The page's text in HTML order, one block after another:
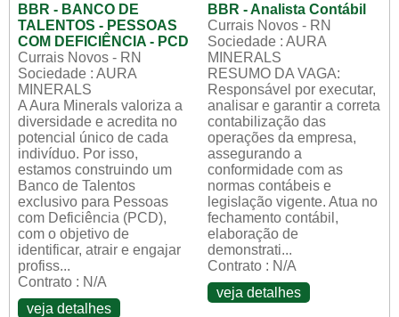
BBR - BANCO DE
TALENTOS - PESSOAS
COM DEFICIÊNCIA - PCD
Currais Novos - RN
Sociedade : AURA
MINERALS
A Aura Minerals valoriza a
diversidade e acredita no
potencial único de cada
indivíduo. Por isso,
estamos construindo um
Banco de Talentos
exclusivo para Pessoas
com Deficiência (PCD),
com o objetivo de
identificar, atrair e engajar
profiss...
Contrato : N/A
veja detalhes
BBR - Analista Contábil
Currais Novos - RN
Sociedade : AURA
MINERALS
RESUMO DA VAGA:
Responsável por executar,
analisar e garantir a correta
contabilização das
operações da empresa,
assegurando a
conformidade com as
normas contábeis e
legislação vigente. Atua no
fechamento contábil,
elaboração de
demonstrati...
Contrato : N/A
veja detalhes